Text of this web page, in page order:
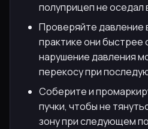
полуприцеп не оседал
Проверяйте давление
практике они быстрее
нарушение давления
перекосу при
Соберите и
пучки, чтобы не
зону при следующем